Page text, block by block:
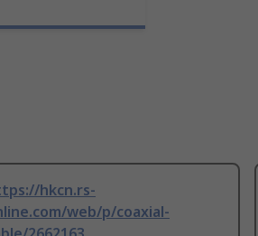
hkcn.rs-
web/p/coaxial-